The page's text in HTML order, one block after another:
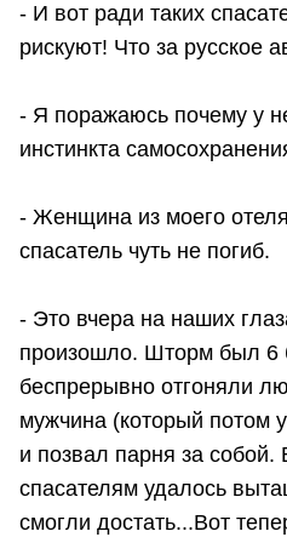
- И вот ради таких
рискуют! Что за русское
- Я поражаюсь почему у
инстинкта
- Женщина из моего
спасатель чуть не погиб.
- Это вчера на наших
произошло. Шторм был 6
беспрерывно отгоняли
мужчина (который потом
и позвал парня за собой.
спасателям удалось
смогли достать...Вот